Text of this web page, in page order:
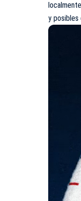
y posibles